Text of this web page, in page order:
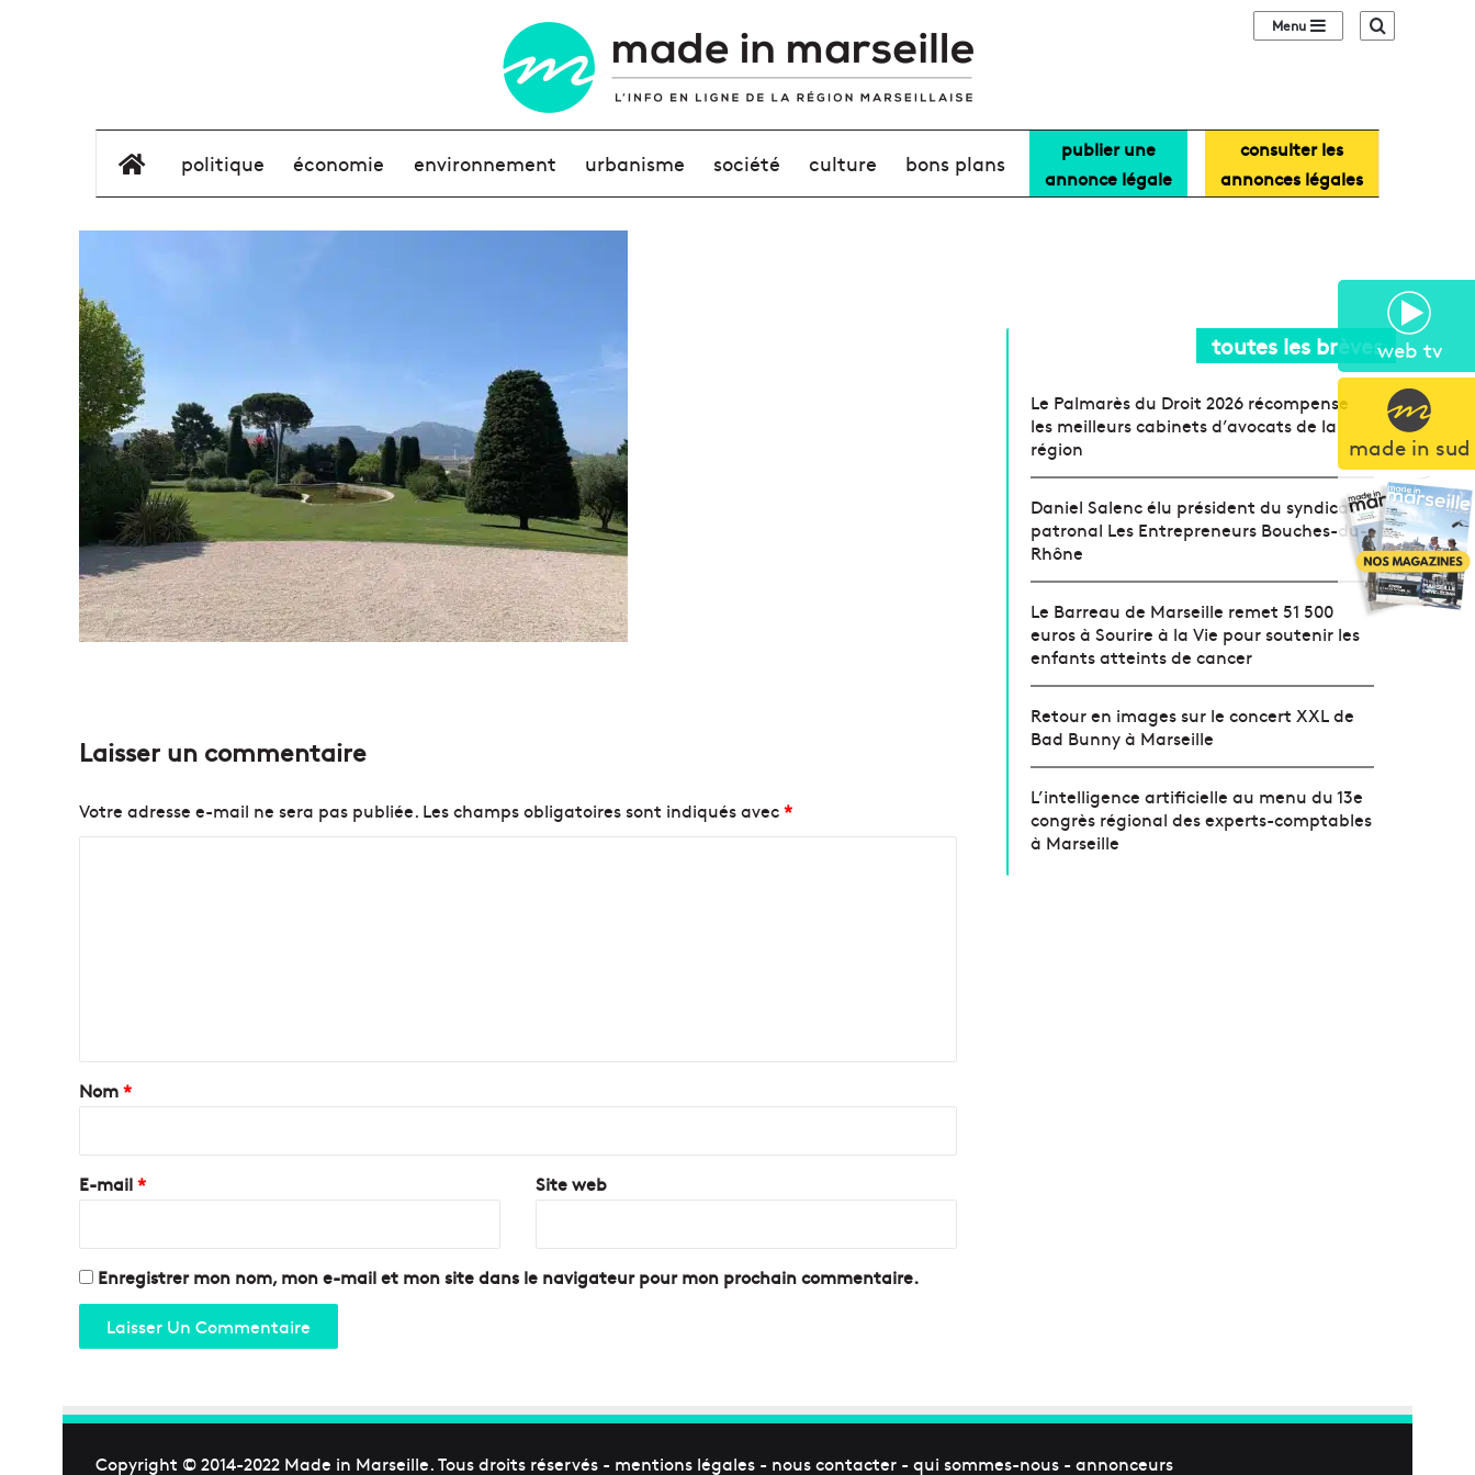
web tv
made in sud
Sidebar (barre
élément de menu
politique économie environnement urbanisme société culture bons plans
publier une
annonce légale
consulter les
annonces légales
Laisser un commentaire
Votre adresse e-mail ne sera pas publiée. Les champs obligatoires sont indiqués avec*
a
r
e
Nom*
E-mail* Site web
Enregistrer mon nom, mon e-mail et mon site dans le navigateur pour mon prochain commentaire.
toutes les brèves
Le Palmarès du Droit 2026 récompense
les meilleurs cabinets d’avocats de la
région
Daniel Salenc élu président du syndicat
patronal Les Entrepreneurs Bouches-du-
Rhône
Le Barreau de Marseille remet 51 500
euros à Sourire à la Vie pour soutenir les
enfants atteints de cancer
Retour en images sur le concert XXL de
Bad Bunny à Marseille
L’intelligence artificielle au menu du 13e
congrès régional des experts-comptables
à Marseille
Copyright © 2014-2022 Made in Marseille. Tous droits réservés - mentions légales - nous contacter - qui sommes-nous - annonceurs